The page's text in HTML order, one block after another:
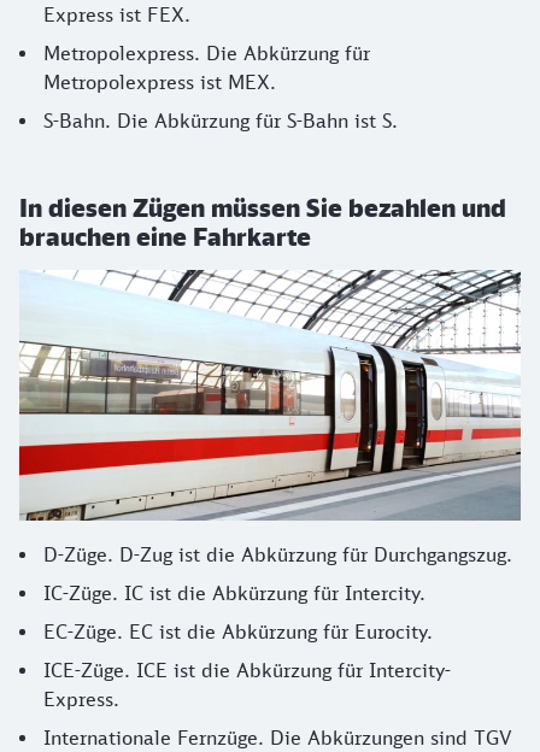
Express ist FEX.
Metropolexpress. Die Abkürzung für
Metropolexpress ist MEX.
S-Bahn. Die Abkürzung für S-Bahn ist S.
In diesen Zügen müssen Sie bezahlen und
brauchen eine Fahrkarte
D-Züge. D-Zug ist die Abkürzung für Durchgangszug.
IC-Züge. IC ist die Abkürzung für Intercity.
EC-Züge. EC ist die Abkürzung für Eurocity.
ICE-Züge. ICE ist die Abkürzung für Intercity-
Express.
Internationale Fernzüge. Die Abkürzungen sind TGV